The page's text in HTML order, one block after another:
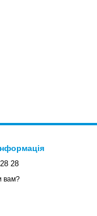
28
вам?